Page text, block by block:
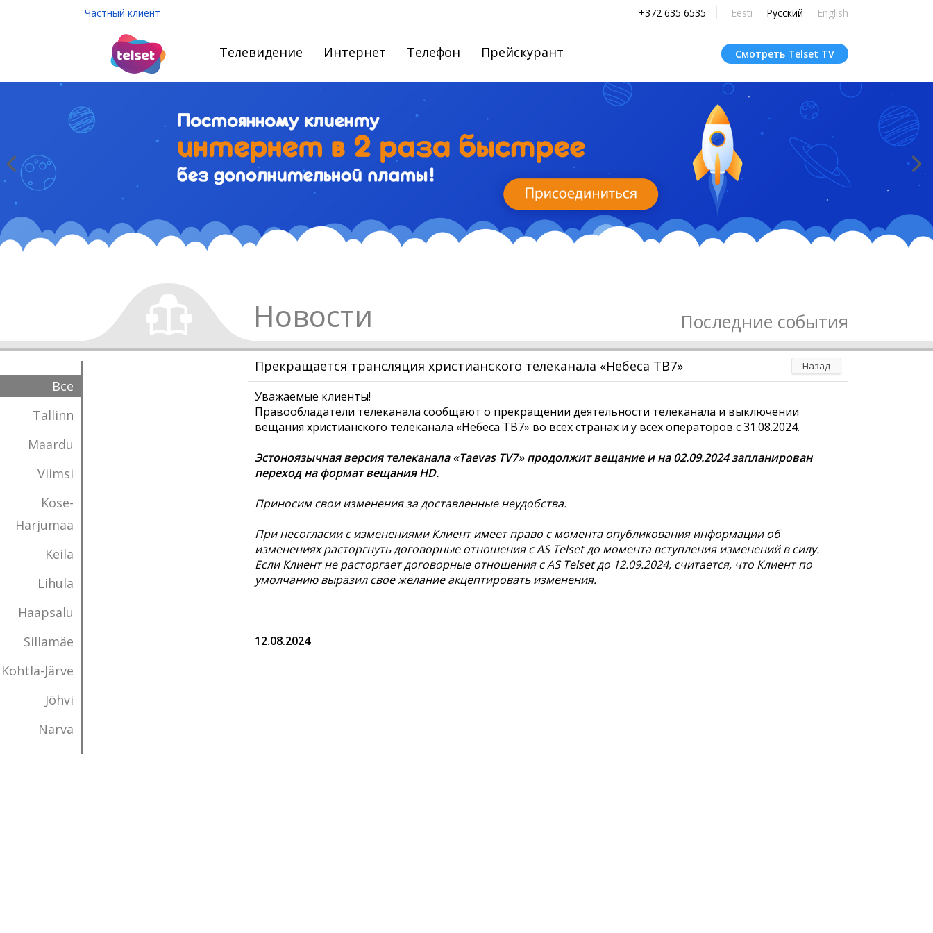
Частный клиент +372 635 6535 Eesti Русский English
Телевидение Интернет Телефон Прейскурант Смотреть Telset TV
Новости Последние события
Все
Tallinn
Maardu
Viimsi
Kose-
Harjumaa
Keila
Lihula
Haapsalu
Sillamäe
Kohtla-Järve
Jõhvi
Narva
Прекращается трансляция христианского телеканала «Небеса ТВ7» Назад
Уважаемые клиенты!
Правообладатели телеканала сообщают о прекращении деятельности телеканала и выключении
вещания христианского телеканала «Небеса ТВ7» во всех странах и у всех операторов с 31.08.2024.
Эстоноязычная версия телеканала «Taevas TV7» продолжит вещание и на 02.09.2024 запланирован
переход на формат вещания HD.
Приносим свои изменения за доставленные неудобства.
При несогласии с изменениями Клиент имеет право с момента опубликования информации об
изменениях расторгнуть договорные отношения с AS Telset до момента вступления изменений в силу.
Если Клиент не расторгает договорные отношения с AS Telset до 12.09.2024, считается, что Клиент по
умолчанию выразил свое желание акцептировать изменения.
12.08.2024